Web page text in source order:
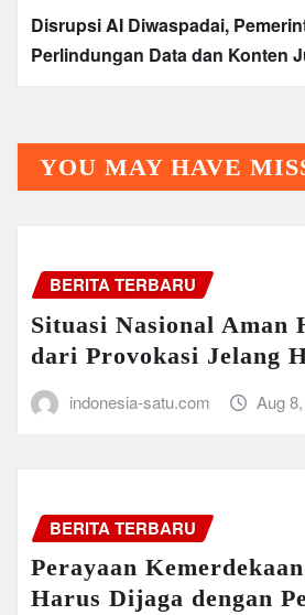
Disrupsi AI Diwaspadai,
Perlindungan Data dan Konten
YOU MAY HAVE
BERITA TERBARU
Situasi Nasional Aman
dari Provokasi Jelang
indonesia-satu.com Aug
BERITA TERBARU
Perayaan
Harus Dijaga dengan